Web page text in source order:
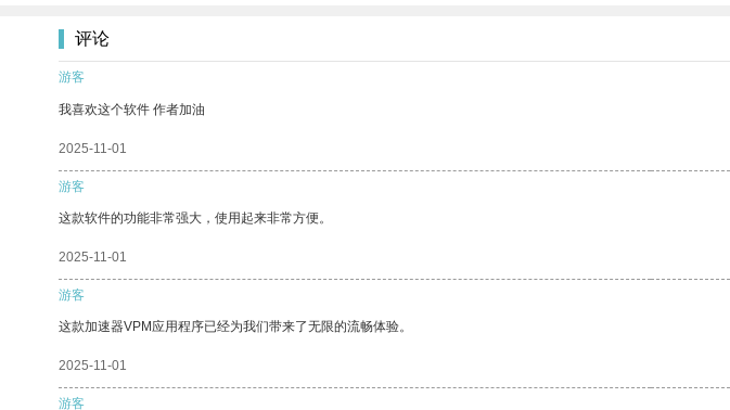
评论
游客
我喜欢这个软件 作者加油
2025-11-01
游客
这款软件的功能非常强大，使用起来非常方便。
2025-11-01
游客
这款加速器VPM应用程序已经为我们带来了无限的流畅体验。
2025-11-01
游客